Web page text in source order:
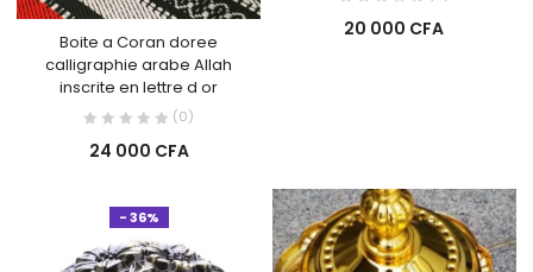
Boite a Coran doree
calligraphie arabe Allah
inscrite en lettre d or
(0)
24 000 CFA
20 000 CFA
- 36%